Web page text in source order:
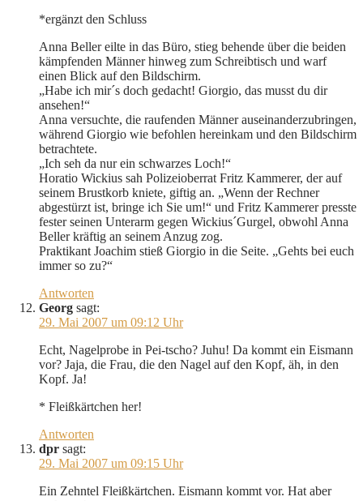
*ergänzt den Schluss
Anna Beller eilte in das Büro, stieg behende über die beiden
kämpfenden Männer hinweg zum Schreibtisch und warf
einen Blick auf den Bildschirm.
„Habe ich mir´s doch gedacht! Giorgio, das musst du dir
ansehen!“
Anna versuchte, die raufenden Männer auseinanderzubringen,
während Giorgio wie befohlen hereinkam und den Bildschirm
betrachtete.
„Ich seh da nur ein schwarzes Loch!“
Horatio Wickius sah Polizeioberrat Fritz Kammerer, der auf
seinem Brustkorb kniete, giftig an. „Wenn der Rechner
abgestürzt ist, bringe ich Sie um!“ und Fritz Kammerer presste
fester seinen Unterarm gegen Wickius´Gurgel, obwohl Anna
Beller kräftig an seinem Anzug zog.
Praktikant Joachim stieß Giorgio in die Seite. „Gehts bei euch
immer so zu?“
Antworten
Georg sagt:
29. Mai 2007 um 09:12 Uhr
Echt, Nagelprobe in Pei-tscho? Juhu! Da kommt ein Eismann
vor? Jaja, die Frau, die den Nagel auf den Kopf, äh, in den
Kopf. Ja!
* Fleißkärtchen her!
Antworten
dpr sagt:
29. Mai 2007 um 09:15 Uhr
Ein Zehntel Fleißkärtchen. Eismann kommt vor. Hat aber